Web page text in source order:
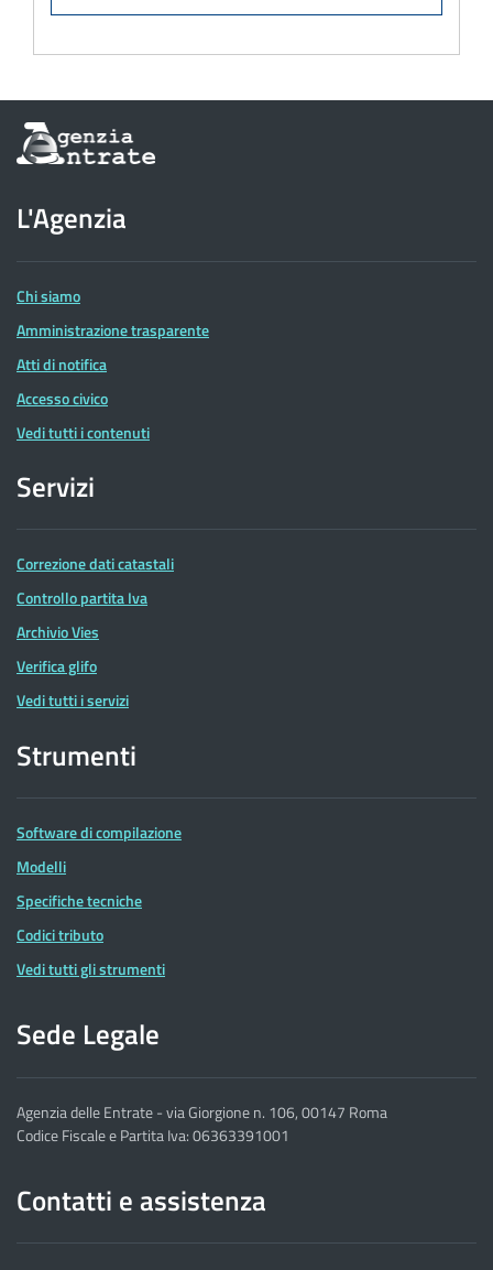
Informazioni
sul
dell'Agenzia
delle
Entrate
L'Agenzia
Chi siamo
Amministrazione trasparente
Atti di notifica
Accesso civico
Vedi tutti i contenuti
Servizi
Correzione dati catastali
Controllo partita Iva
Archivio Vies
Verifica glifo
Vedi tutti i servizi
Strumenti
Software di compilazione
Modelli
Specifiche tecniche
Codici tributo
Vedi tutti gli strumenti
Sede Legale
Agenzia delle Entrate - via Giorgione n. 106, 00147 Roma
Codice Fiscale e Partita Iva: 06363391001
Contatti e assistenza